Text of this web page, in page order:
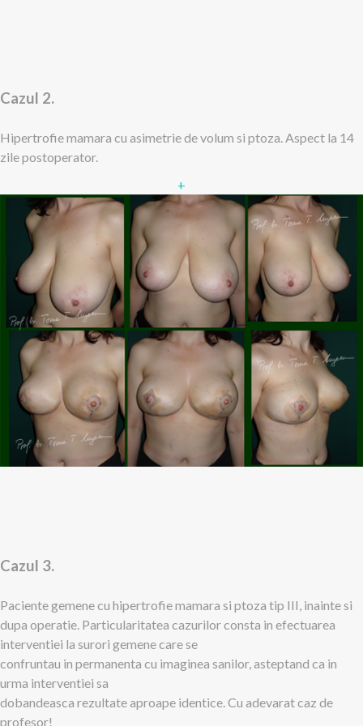
Cazul 2.
Hipertrofie mamara cu asimetrie de volum si ptoza. Aspect la 14
zile postoperator.
+
Cazul 3.
Paciente gemene cu hipertrofie mamara si ptoza tip III, inainte si
dupa operatie. Particularitatea cazurilor consta in efectuarea
interventiei la surori gemene care se
confruntau in permanenta cu imaginea sanilor, asteptand ca in
urma interventiei sa
dobandeasca rezultate aproape identice. Cu adevarat caz de
profesor!